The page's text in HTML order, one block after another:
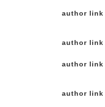
author link
author link
author link
author link